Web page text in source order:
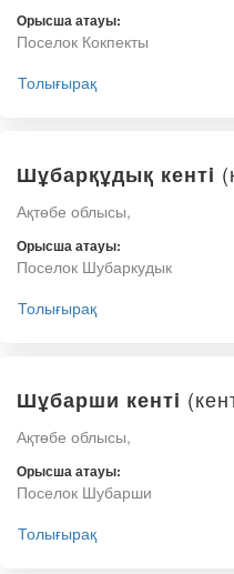
Орысша атауы:
Поселок Кокпекты
Толығырақ
Шұбарқұдық кентi
Ақтөбе облысы,
Орысша атауы:
Поселок Шубаркудык
Толығырақ
Шұбарши кентi
Ақтөбе облысы,
Орысша атауы:
Поселок Шубарши
Толығырақ